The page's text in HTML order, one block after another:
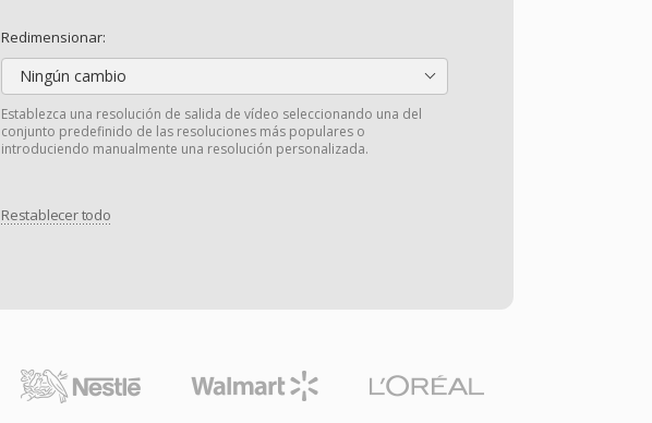
Redimensionar:
Ningún cambio
Establezca una resolución de salida de vídeo seleccionando una del
conjunto predefinido de las resoluciones más populares o
introduciendo manualmente una resolución personalizada.
Restablecer todo